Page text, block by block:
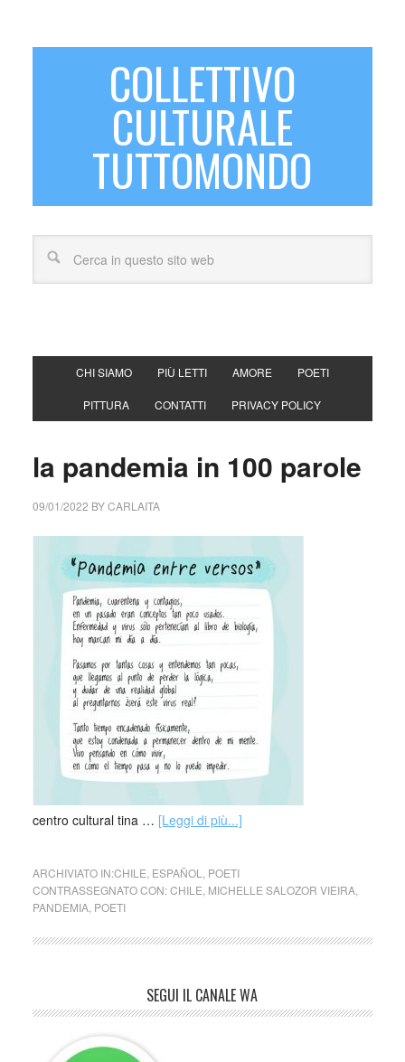
COLLETTIVO
CULTURALE
TUTTOMONDO
CHI SIAMO PIÙ LETTI AMORE POETI
PITTURA CONTATTI PRIVACY POLICY
la pandemia in 100 parole
09/01/2022 BYCARLAITA
centro cultural tina … [Leggi di più...]
ARCHIVIATO IN:CHILE ESPAÑOL
POETI
CONTRASSEGNATO CON:CHILE MICHELLE SALOZOR VIEIRA,
PANDEMIA, POETI
SEGUI IL CANALE WA